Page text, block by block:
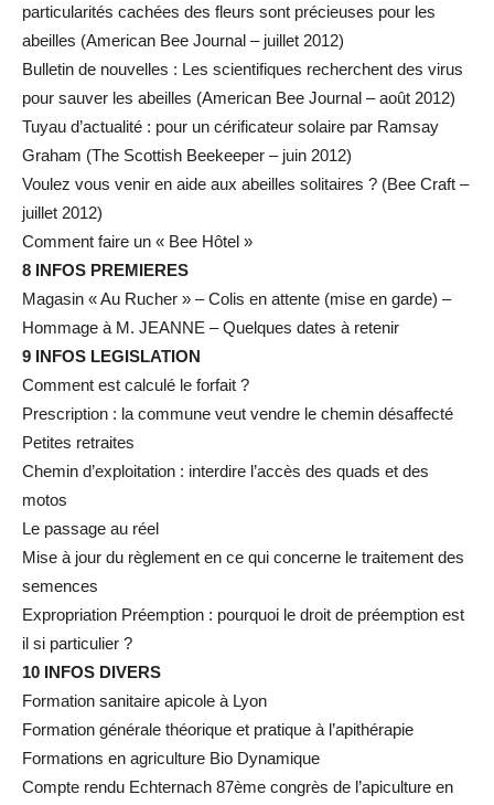
particularités cachées des fleurs sont précieuses pour les
abeilles (American Bee Journal – juillet 2012)
Bulletin de nouvelles : Les scientifiques recherchent des virus
pour sauver les abeilles (American Bee Journal – août 2012)
Tuyau d’actualité : pour un cérificateur solaire par Ramsay
Graham (The Scottish Beekeeper – juin 2012)
Voulez vous venir en aide aux abeilles solitaires ? (Bee Craft –
juillet 2012)
Comment faire un « Bee Hôtel »
8 INFOS PREMIERES
Magasin « Au Rucher » – Colis en attente (mise en garde) –
Hommage à M. JEANNE – Quelques dates à retenir
9 INFOS LEGISLATION
Comment est calculé le forfait ?
Prescription : la commune veut vendre le chemin désaffecté
Petites retraites
Chemin d’exploitation : interdire l’accès des quads et des
motos
Le passage au réel
Mise à jour du règlement en ce qui concerne le traitement des
semences
Expropriation Préemption : pourquoi le droit de préemption est
il si particulier ?
10 INFOS DIVERS
Formation sanitaire apicole à Lyon
Formation générale théorique et pratique à l’apithérapie
Formations en agriculture Bio Dynamique
Compte rendu Echternach 87ème congrès de l’apiculture en